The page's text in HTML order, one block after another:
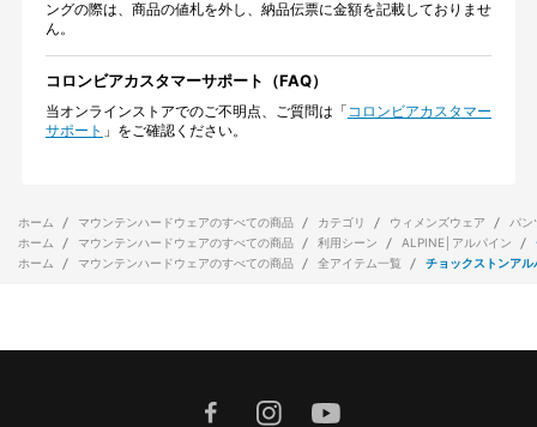
ングの際は、商品の値札を外し、納品伝票に金額を記載しておりませ
ん。
コロンビアカスタマーサポート（FAQ）
当オンラインストアでのご不明点、ご質問は「コロンビアカスタマー
サポート 」をご確認ください。
ホーム マウンテンハードウェアのすべての商品 カテゴリ ウィメンズウェア
パン
ホーム
マウンテンハードウェアのすべての商品 利用シーン ALPINE│アルパイン
ホーム
マウンテンハードウェアのすべての商品 全アイテム一覧 チョックストンア
facebookinstagram